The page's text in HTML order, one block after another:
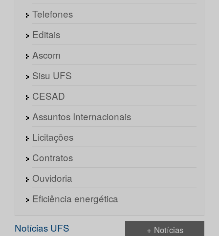
Telefones
Editais
Ascom
Sisu UFS
CESAD
Assuntos Internacionais
Licitações
Contratos
Ouvidoria
Eficiência energética
Notícias UFS + Notícias